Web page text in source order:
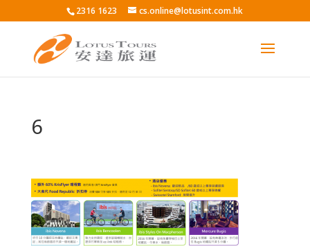
2316 1623 cs.online@lotusint.com.hk
6